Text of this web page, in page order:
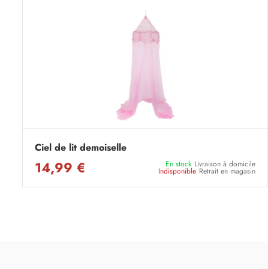
Ciel de lit demoiselle
14,99 € En stock Livraison à domicile
Indisponible Retrait en magasin